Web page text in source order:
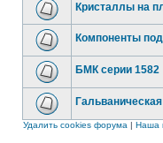
Кристаллы на
Компоненты
БМК серии 1582
Удалить cookies форума | Наша